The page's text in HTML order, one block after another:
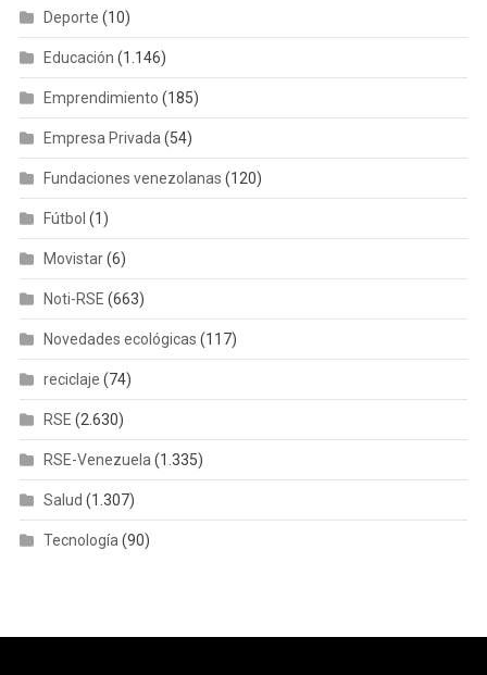
Deporte (10)
Educación (1.146)
Emprendimiento (185)
Empresa Privada(54)
Fundaciones venezolanas (120)
Fútbol (1)
Movistar(6)
Noti-RSE (663)
Novedades ecológicas (117)
reciclaje (74)
RSE (2.630)
RSE-Venezuela(1.335)
Salud (1.307)
Tecnología(90)